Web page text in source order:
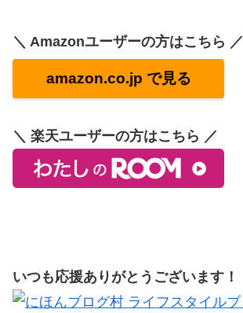
＼ Amazonユーザーの方はこちら ／
amazon.co.jp で見る
＼ 楽天ユーザーの方はこちら ／
いつも応援ありがとうございます！